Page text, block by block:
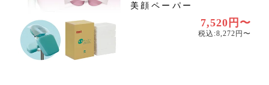
美顔ペーパー
7,520円〜
税込:8,272円〜